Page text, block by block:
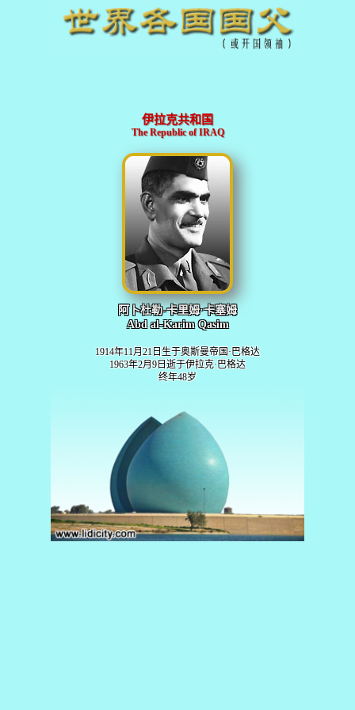
伊拉克共和国
The Republic of IRAQ
阿卜杜勒-卡里姆·卡塞姆
Abd al-Karim Qasim
1914年11月21日生于奥斯曼帝国·巴格达
1963年2月9日逝于伊拉克·巴格达
终年48岁